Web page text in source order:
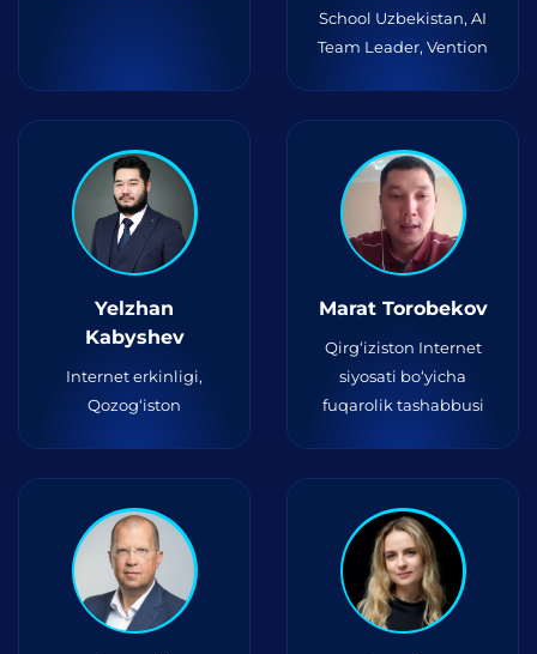
School Uzbekistan, AI
Team Leader, Vention
Yelzhan
Kabyshev
Internet erkinligi,
Qozog‘iston
Marat Torobekov
Qirg‘iziston Internet
siyosati bo‘yicha
fuqarolik tashabbusi